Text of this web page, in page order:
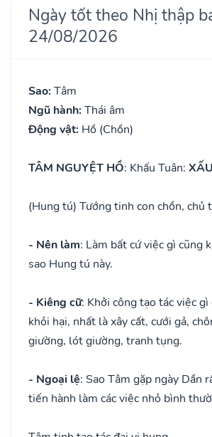
Ngày tốt theo Nhị thập
24/08/2026
Sao: Tâm
Ngũ hành: Thái âm
Động vật: Hồ (Chồn)
TÂM NGUYỆT HỒ: Khấu Tuân: XẤU
(Hung tú) Tướng tinh con chồn, chủ
- Nên làm: Làm bất cứ việc gì cũng
sao Hung tú này.
- Kiêng cữ: Khởi công tạo tác việc
khỏi hại, nhất là xây cất, cưới gả,
giường, lót giường, tranh tụng.
- Ngoại lệ: Sao Tâm gặp ngày Dần
tiến hành làm các việc nhỏ bình